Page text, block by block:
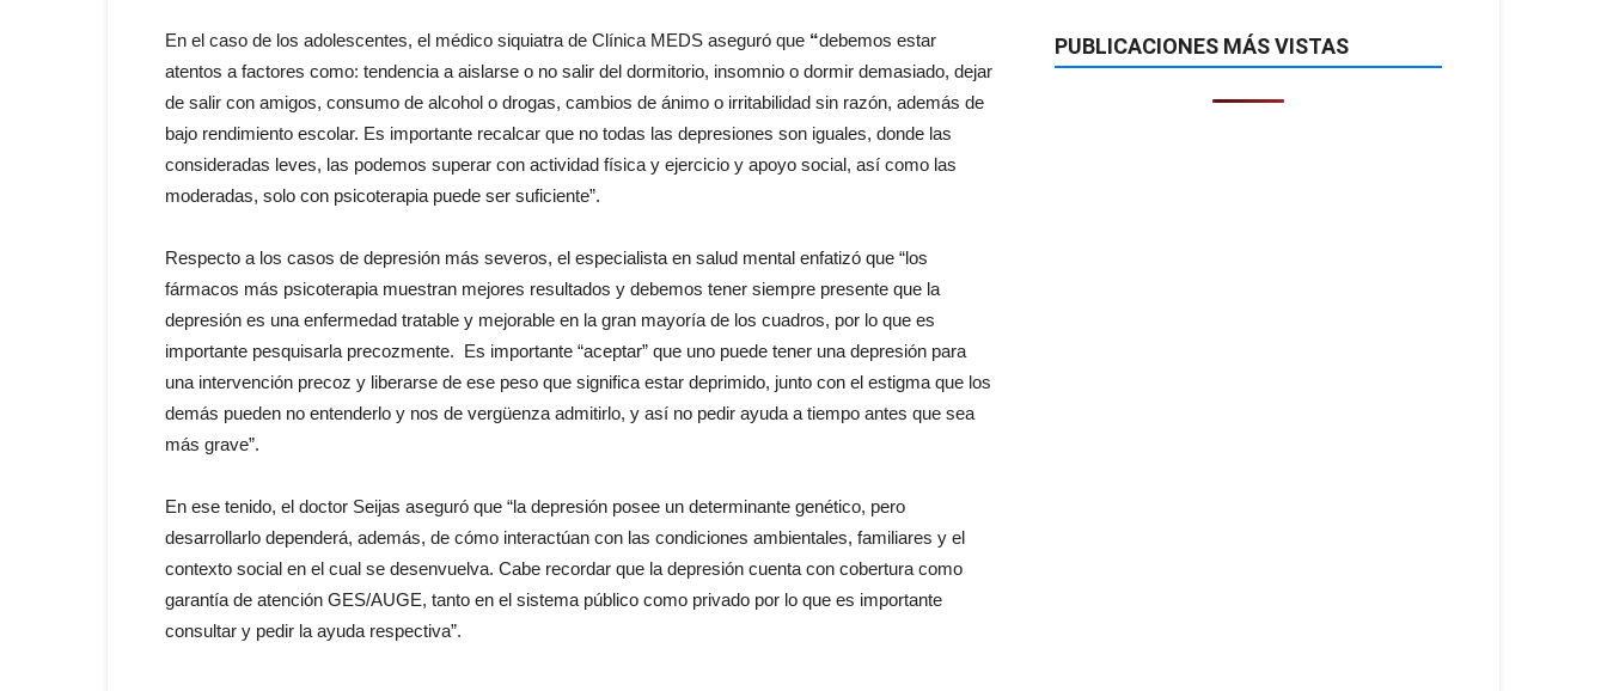
En el caso de los adolescentes, el médico siquiatra de Clínica MEDS aseguró que “debemos estar
atentos a factores como: tendencia a aislarse o no salir del dormitorio, insomnio o dormir demasiado, dejar
de salir con amigos, consumo de alcohol o drogas, cambios de ánimo o irritabilidad sin razón, además de
bajo rendimiento escolar. Es importante recalcar que no todas las depresiones son iguales, donde las
consideradas leves, las podemos superar con actividad física y ejercicio y apoyo social, así como las
moderadas, solo con psicoterapia puede ser suficiente”.
Respecto a los casos de depresión más severos, el especialista en salud mental enfatizó que “los
fármacos más psicoterapia muestran mejores resultados y debemos tener siempre presente que la
depresión es una enfermedad tratable y mejorable en la gran mayoría de los cuadros, por lo que es
importante pesquisarla precozmente. Es importante “aceptar” que uno puede tener una depresión para
una intervención precoz y liberarse de ese peso que significa estar deprimido, junto con el estigma que los
demás pueden no entenderlo y nos de vergüenza admitirlo, y así no pedir ayuda a tiempo antes que sea
más grave”.
En ese tenido, el doctor Seijas aseguró que “la depresión posee un determinante genético, pero
desarrollarlo dependerá, además, de cómo interactúan con las condiciones ambientales, familiares y el
contexto social en el cual se desenvuelva. Cabe recordar que la depresión cuenta con cobertura como
garantía de atención GES/AUGE, tanto en el sistema público como privado por lo que es importante
consultar y pedir la ayuda respectiva”.
PUBLICACIONES MÁS VISTAS